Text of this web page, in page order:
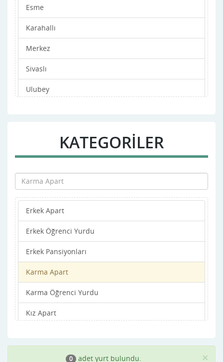
Esme
Karahallı
Merkez
Sivaslı
Ulubey
KATEGORİLER
Erkek Apart
Erkek Öğrenci Yurdu
Erkek Pansiyonları
Karma Apart
Karma Öğrenci Yurdu
Kız Apart
Kız Pansiyonları ×
0 adet yurt bulundu.